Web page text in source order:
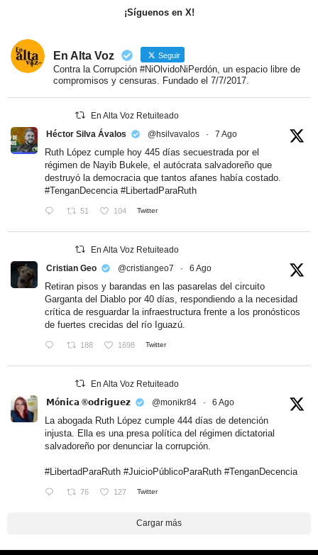
¡Síguenos en X!
En Alta Voz Seguir
Contra la Corrupción #NiOlvidoNiPerdón, un espacio libre de
compromisos y censuras. Fundado el 7/7/2017.
En Alta Voz Retuiteado
Héctor Silva Ávalos
@hsilvavalos · 7 Ago
Ruth López cumple hoy 445 días secuestrada por el
régimen de Nayib Bukele, el autócrata salvadoreño que
destruyó la democracia que tantos afanes había costado.
#TenganDecencia #LibertadParaRuth
51 104 Twitter
En Alta Voz Retuiteado
Cristian Geo
@cristiangeo7 · 6 Ago
Retiran pisos y barandas en las pasarelas del circuito
Garganta del Diablo por 40 días, respondiendo a la necesidad
crítica de resguardar la infraestructura frente a los pronósticos
de fuertes crecidas del río Iguazú.
188 1698 Twitter
En Alta Voz Retuiteado
𝗠ó𝗻𝗶𝗰𝗮 ®𝗼𝗱𝗿𝗶𝗴𝘂𝗲𝘇
@monikr84 · 6 Ago
La abogada Ruth López cumple 444 días de detención
injusta. Ella es una presa política del régimen dictatorial
salvadoreño por denunciar la corrupción.
#LibertadParaRuth #JuicioPúblicoParaRuth #TenganDecencia
76 127 Twitter
Cargar más